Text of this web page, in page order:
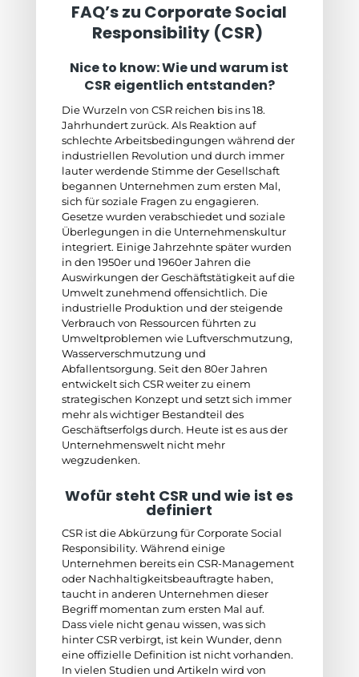
FAQ’s zu Corporate Social
Responsibility (CSR)
Nice to know: Wie und warum ist
CSR eigentlich entstanden?
Die Wurzeln von CSR reichen bis ins 18.
Jahrhundert zurück. Als Reaktion auf
schlechte Arbeitsbedingungen während der
industriellen Revolution und durch immer
lauter werdende Stimme der Gesellschaft
begannen Unternehmen zum ersten Mal,
sich für soziale Fragen zu engagieren.
Gesetze wurden verabschiedet und soziale
Überlegungen in die Unternehmenskultur
integriert. Einige Jahrzehnte später wurden
in den 1950er und 1960er Jahren die
Auswirkungen der Geschäftstätigkeit auf die
Umwelt zunehmend offensichtlich. Die
industrielle Produktion und der steigende
Verbrauch von Ressourcen führten zu
Umweltproblemen wie Luftverschmutzung,
Wasserverschmutzung und
Abfallentsorgung. Seit den 80er Jahren
entwickelt sich CSR weiter zu einem
strategischen Konzept und setzt sich immer
mehr als wichtiger Bestandteil des
Geschäftserfolgs durch. Heute ist es aus der
Unternehmenswelt nicht mehr
wegzudenken.
Wofür steht CSR und wie ist es
definiert
CSR ist die Abkürzung für Corporate Social
Responsibility. Während einige
Unternehmen bereits ein CSR-Management
oder Nachhaltigkeitsbeauftragte haben,
taucht in anderen Unternehmen dieser
Begriff momentan zum ersten Mal auf.
Dass viele nicht genau wissen, was sich
hinter CSR verbirgt, ist kein Wunder, denn
eine offizielle Definition ist nicht vorhanden.
In vielen Studien und Artikeln wird von